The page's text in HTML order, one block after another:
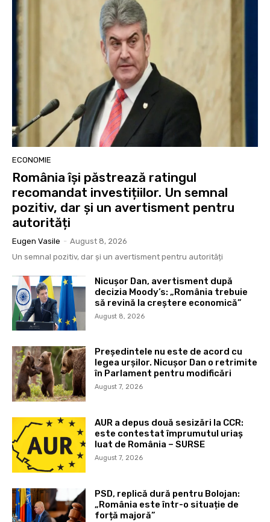
ECONOMIE
România își păstrează ratingul
recomandat investițiilor. Un semnal
pozitiv, dar și un avertisment pentru
autorități
Eugen Vasile - August 8, 2026
Un semnal pozitiv, dar și un avertisment pentru autorități
Nicușor Dan, avertisment după
decizia Moody’s: „România trebuie
să revină la creștere economică”
August 8, 2026
Președintele nu este de acord cu
legea urșilor. Nicușor Dan o retrimite
în Parlament pentru modificări
August 7, 2026
AUR a depus două sesizări la CCR:
este contestat împrumutul uriaș
luat de România – SURSE
August 7, 2026
PSD, replică dură pentru Bolojan:
„România este într-o situație de
forță majoră”